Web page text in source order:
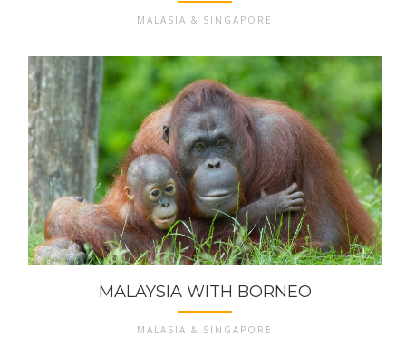
MALASIA & SINGAPORE
MALAYSIA WITH BORNEO
MALASIA & SINGAPORE